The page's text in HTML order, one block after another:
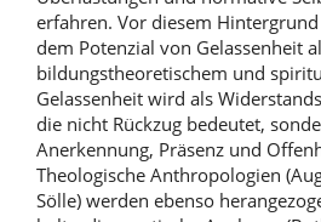
erfahren. Vor diesem
dem Potenzial von Gelassenheit
bildungstheoretischem und
Gelassenheit wird als
die nicht Rückzug bedeutet,
Anerkennung, Präsenz und
Theologische Anthropologien
Sölle) werden ebenso